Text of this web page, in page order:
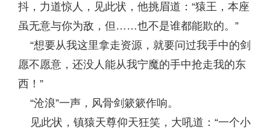
抖，力道惊人，见此状，他挑眉道：“猿王，本座
虽无意与你为敌，但……也不是谁都能欺的。”
“想要从我这里拿走资源，就要问过我手中的剑
愿不愿意，还没人能从我宁魔的手中抢走我的东
西！”
“沧浪”一声，风骨剑簌簌作响。
见此状，镇猿天尊仰天狂笑，大吼道：“一个小